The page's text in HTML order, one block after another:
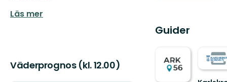
Läs mer
Väderprognos (kl. 12.00)
Guider